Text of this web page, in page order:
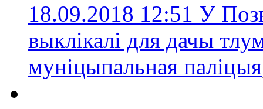
18.09.2018 12:51 У
выклікалі для дачы
муніцыпальная паліцыя